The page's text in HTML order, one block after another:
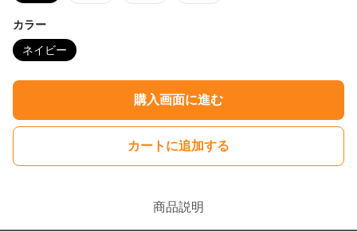
カラー
ネイビー
購入画面に進む
カートに追加する
商品説明